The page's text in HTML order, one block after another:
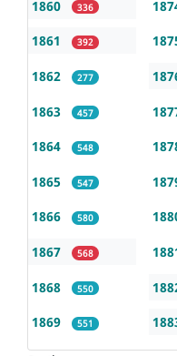
1860 336
1861 392
1862 277
1863 457
1864 548
1865 547
1866 580
1867 568
1868 550
1869 551